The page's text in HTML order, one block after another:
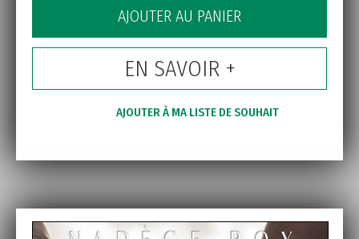
AJOUTER AU PANIER
EN SAVOIR +
AJOUTER À MA LISTE DE SOUHAIT